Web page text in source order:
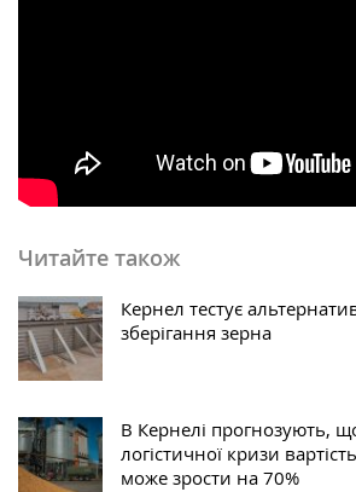
Читайте також
Кернел тестує
зберігання зерна
В Кернелі прогнозують,
логістичної кризи
може зрости на 70%